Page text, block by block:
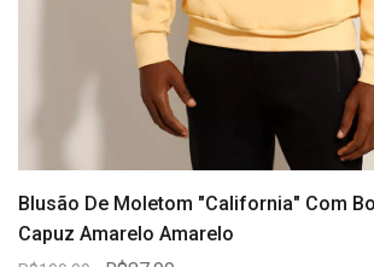
Blusão De Moletom "California" Com
Capuz Amarelo Amarelo